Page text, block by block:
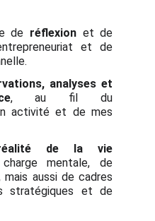
de réflexion et de
et de
analyses et
, au fil du
activité et de mes
de la vie
mentale, de
aussi de cadres
stratégiques et de